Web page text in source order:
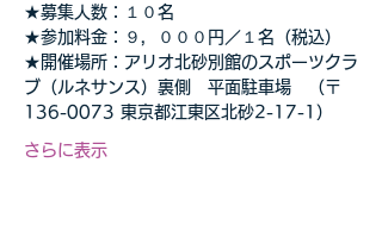
★募集人数：１０名
★参加料金：９，０００円／１名（税込）
★開催場所：アリオ北砂別館のスポーツクラ
ブ（ルネサンス）裏側　平面駐車場　（〒
136-0073 東京都江東区北砂2-17-1）
さらに表示